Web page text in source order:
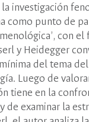
investigación
como punto de
con
y Heidegger
del tema
Luego de
tiene en la
de examinar la